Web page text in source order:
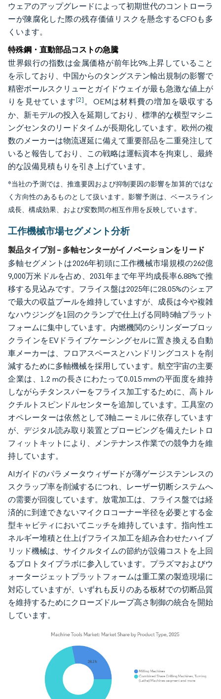
ウェアのアップグレードによって初期世代のコントローラ
ーが陳腐化した際の残存価値リスクを懸念するCFOも多
くいます。
特殊鋼・直動部品コストの急騰
世界銀行の指数は金属価格が前年比9%上昇していること
を示しており、中国からのタングステン輸出規制の影響で
精密ボールスクリューとガイドウェイが最も急激な値上が
りを見せています[2]。OEMは材料費の増加を吸収する
か、新モデルの投入を延期しており、標準的な横型マシニ
ングセンタのリードタイムが長期化しています。欧州の複
数のメーカーは物流遅延に備えて重要部品を二重発注して
いると報告しており、この戦略は運転資本を拘束し、最終
的な設備見積もりを引き上げています。
*当社の予測では、推進要因および抑制要因の影響を加算的ではな
く方向性のあるものとして扱います。影響予測は、ベースライン
成長、構成効果、および変数間の相互作用を反映しています。
工作機械市場セグメント分析
製品タイプ別 – 多軸センターがイノベーションをリード
多軸セグメントは2026年初頭に工作機械市場規模の262億
9,000万米ドルを占め、2031年まで年平均成長率6.88%で推
移する見込みです。フライス盤は2025年に28.05%のシェア
で最大の収益プールを維持していますが、成長は今や複雑
なハウジングを1回のクランプで仕上げる同時5軸プラット
フォームに集中しています。内燃機関のシリンダーブロッ
クラインをEVドライブケーシングセルに置き換える自動
車メーカーは、フロアスペースとハンドリングコストを削
減するために多軸機械を採用しています。航空宇宙の主要
企業は、1.2 mの長さにわたって0.015 mmの平面度を維持
しながらチタンスパーをフライス加工するために、高トル
クチルトスピンドルセンターを追加しています。工具室の
オペレーターは依然として3軸ニーミルに依存しています
が、デジタル読み取り装置とプロービングを備えたレトロ
フィットキットにより、メンテナンス作業での競争力を維
持しています。
AIガイドのパラメータウィザードが薄ゲージステンレスの
スクラップ率を削減するにつれ、レーザー切断システムへ
の需要が回復しています。放電加工は、フライス盤では経
済的に到達できないマイクロコーナー半径を必要とする金
型キャビティにおいてニッチを維持しています。指向性エ
ネルギー堆積と仕上げフライス加工を組み合わせたハイブ
リッド機械は、サイクルタイムの節約が設備コストを上回
るプロトタイプラボに参入しています。プラズマおよびウ
ォータージェットプラットフォームは重工業の製造現場に
対応していますが、いずれも反りのある板材での切断品質
を維持するためにクローズドループ高さ制御の統合を開始
しています。